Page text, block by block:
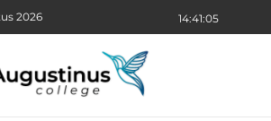
14:41:05
2026